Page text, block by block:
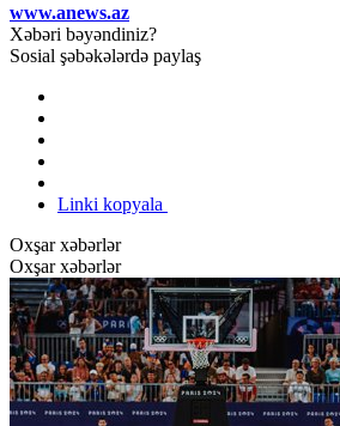
www.anews.az
Xəbəri bəyəndiniz?
Sosial şəbəkələrdə paylaş
Linki kopyala
Oxşar xəbərlər
Oxşar xəbərlər